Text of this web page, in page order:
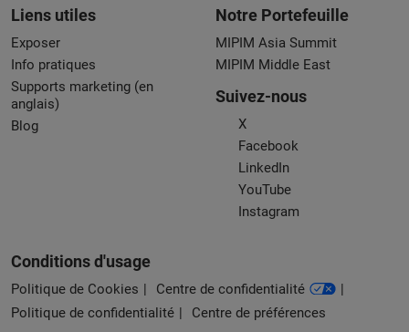
Liens utiles
Exposer
Info pratiques
Supports marketing (en
anglais)
Blog
Notre Portefeuille
MIPIM Asia Summit
MIPIM Middle East
Suivez-nous
X
Facebook
LinkedIn
YouTube
Instagram
Conditions d'usage
Politique de Cookies
Centre de confidentialité
Politique de confidentialité
Centre de préférences